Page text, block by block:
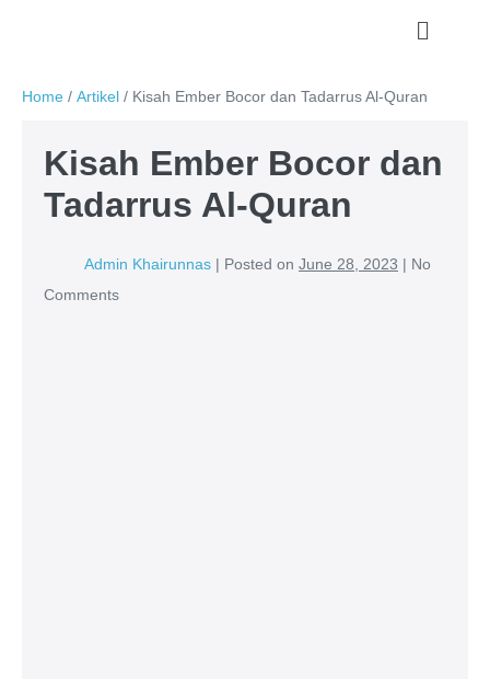
Home / Artikel / Kisah Ember Bocor dan Tadarrus Al-Quran
Kisah Ember Bocor dan
Tadarrus Al-Quran
Admin Khairunnas | Posted on June 28, 2023 | No
Comments